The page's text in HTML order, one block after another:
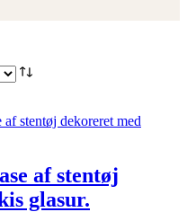
af stentøj
glasur.